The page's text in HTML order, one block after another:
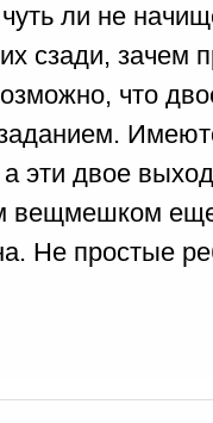
ли не
сзади, зачем
что
эти двое
вещмешком
Не простые